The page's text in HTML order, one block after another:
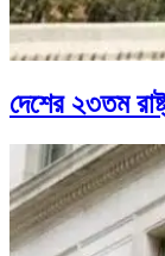
দেশের ২৩তম